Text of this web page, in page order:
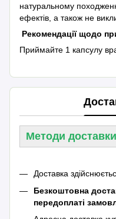
натуральному
ефектів, а також не
Рекомендації щодо
Приймайте 1 капсулу
Методи
Доставка
Безкоштовна
передоплаті